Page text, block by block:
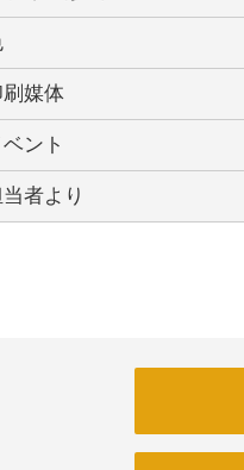
媒体
ント
者より